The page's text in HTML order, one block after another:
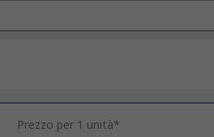
Prezzo per 1 unità*